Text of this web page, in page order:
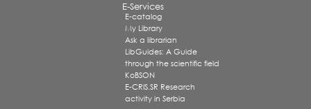
E-Services
E-catalog
My Library
Ask a librarian
LibGuides: A Guide
through the scientific field
KoBSON
E-CRIS.SR Research
activity in Serbia